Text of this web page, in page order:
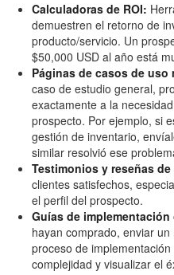
Calculadoras de ROI:
demuestren el retorno de
producto/servicio. Un
$50,000 USD al año está
Páginas de casos de
caso de estudio general,
exactamente a la
prospecto. Por ejemplo, si
gestión de inventario,
similar resolvió ese
Testimonios y reseñas
clientes satisfechos,
el perfil del prospecto.
Guías de
hayan comprado, enviar
proceso de
complejidad y visualizar el